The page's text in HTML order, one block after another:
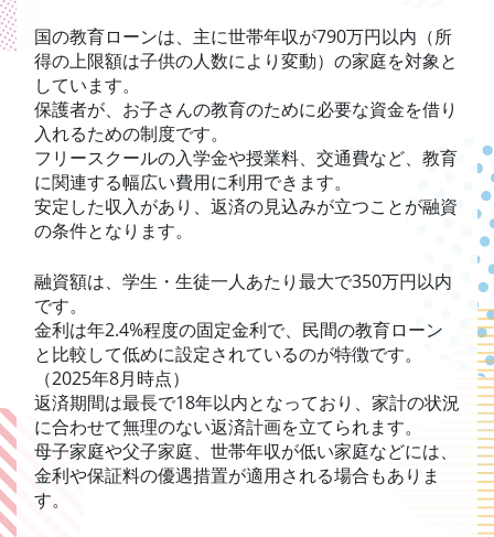
国の教育ローンは、主に世帯年収が790万円以内（所
得の上限額は子供の人数により変動）の家庭を対象と
しています。
保護者が、お子さんの教育のために必要な資金を借り
入れるための制度です。
フリースクールの入学金や授業料、交通費など、教育
に関連する幅広い費用に利用できます。
安定した収入があり、返済の見込みが立つことが融資
の条件となります。
融資額は、学生・生徒一人あたり最大で350万円以内
です。
金利は年2.4%程度の固定金利で、民間の教育ローン
と比較して低めに設定されているのが特徴です。
（2025年8月時点）
返済期間は最長で18年以内となっており、家計の状況
に合わせて無理のない返済計画を立てられます。
母子家庭や父子家庭、世帯年収が低い家庭などには、
金利や保証料の優遇措置が適用される場合もありま
す。